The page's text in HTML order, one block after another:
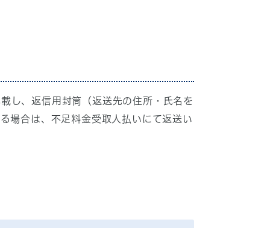
し、返信用封筒（返送先の住所・氏名を
場合は、不足料金受取人払いにて返送い